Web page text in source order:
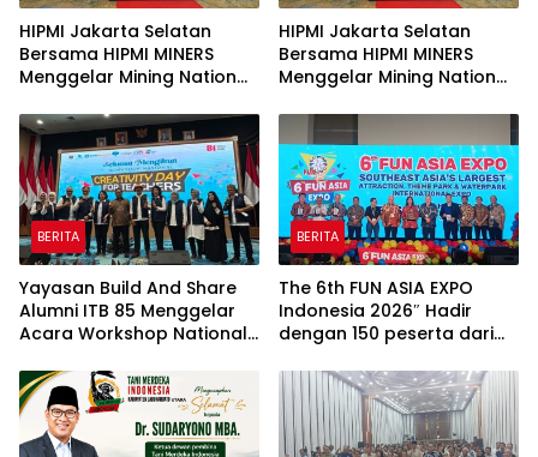
HIPMI Jakarta Selatan
Bersama HIPMI MINERS
Menggelar Mining Nation
Indah Golf Jakarta
HIPMI Jakarta Selatan
Bersama HIPMI MINERS
Menggelar Mining Nation
Indah Golf Jakarta
BERITA
Yayasan Build And Share
Alumni ITB 85 Menggelar
Acara Workshop National
2026 & Dibuka Resmi
Pramono Anung (Gubernur
DKI Jakarta)
BERITA
The 6th FUN ASIA EXPO
Indonesia 2026″ Hadir
dengan 150 peserta dari
Industri Taman Rekreasi
dan Ekosistem Pariwisata
di Tanah Air